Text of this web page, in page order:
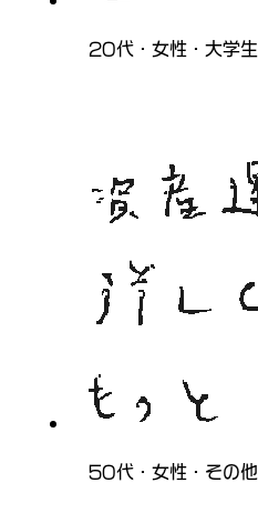
20代・女性・大学生
50代・女性・その他